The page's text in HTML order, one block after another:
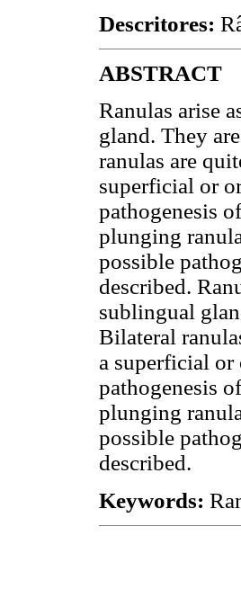
Descritores:
ABSTRACT
Ranulas arise
gland. They
ranulas are
superficial or
pathogenesis
plunging
possible
described.
sublingual
Bilateral
a superficial or
pathogenesis
plunging
possible
described.
Keywords: